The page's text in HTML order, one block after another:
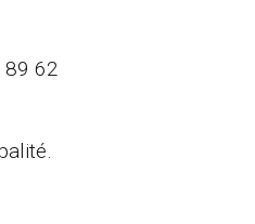
89 62